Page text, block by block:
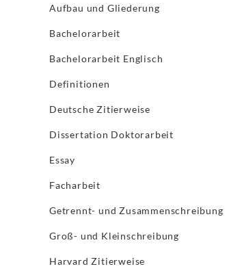
Aufbau und Gliederung
Bachelorarbeit
Bachelorarbeit Englisch
Definitionen
Deutsche Zitierweise
Dissertation Doktorarbeit
Essay
Facharbeit
Getrennt- und Zusammenschreibung
Groß- und Kleinschreibung
Harvard Zitierweise